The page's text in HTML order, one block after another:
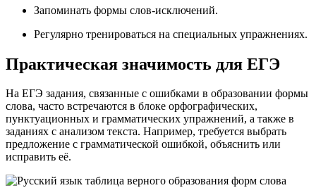
Запоминать формы слов-исключений.
Регулярно тренироваться на специальных упражнениях.
Практическая значимость для ЕГЭ
На ЕГЭ задания, связанные с ошибками в образовании формы
слова, часто встречаются в блоке орфографических,
пунктуационных и грамматических упражнений, а также в
заданиях с анализом текста. Например, требуется выбрать
предложение с грамматической ошибкой, объяснить или
исправить её.